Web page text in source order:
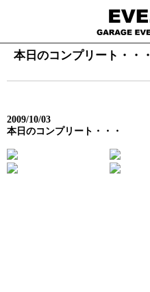
本日のコンプリート・・・
2009/10/03
本日のコンプリート・・・